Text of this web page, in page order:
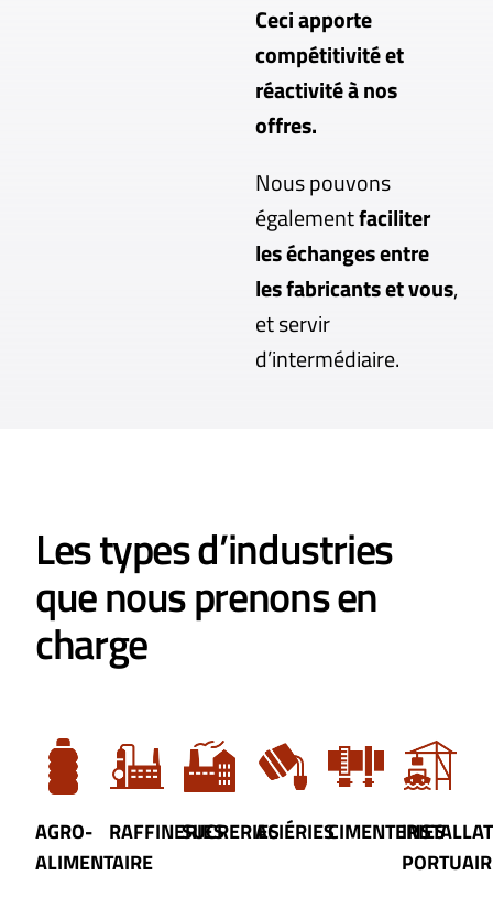
Ceci apporte
compétitivité et
réactivité à nos
offres.
Nous pouvons
égalementfaciliter
les échanges entre
les fabricants et vous,
et servir
d’intermédiaire.
Les types d’industries
que nous prenons en
charge
AGRO-
ALIMENTAIRE
RAFFINERIESSUCRERIESACIÉRIESCIMENTERIES